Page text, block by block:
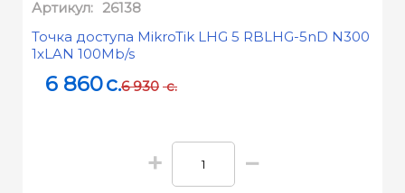
Артикул: 26138
Точка доступа MikroTik LHG 5 RBLHG-5nD N300
1xLAN 100Mb/s
6 860c.6 930 c.
+ −